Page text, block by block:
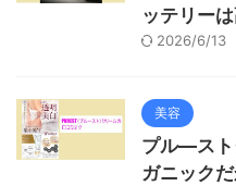
ッテリー
2026/6/13
美容
プル―スト
ガニック